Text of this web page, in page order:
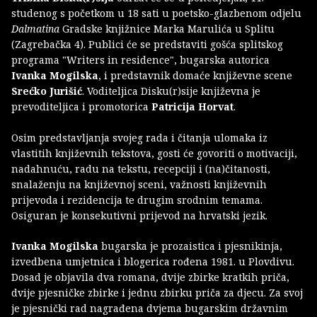
studenog s početkom u 18 sati u poetsko-glazbenom odjelu
Dalmatina Gradske knjižnice Marka Marulića u Splitu
(Zagrebačka 4). Publici će se predstaviti gošća splitskog
programa "Writers in residence", bugarska autorica
Ivanka Mogilska, i predstavnik domaće književne scene
Srećko Jurišić. Voditeljica Disku(r)sije književna je
prevoditeljica i promotorica Patricija Horvat.
Osim predstavljanja svojeg rada i čitanja ulomaka iz
vlastitih književnih tekstova, gosti će govoriti o motivaciji,
nadahnuću, radu na tekstu, recepciji i (na)čitanosti,
snalaženju na književnoj sceni, važnosti književnih
prijevoda i rezidencija te drugim srodnim temama.
Osiguran je konsekutivni prijevod na hrvatski jezik.
Ivanka Mogilska bugarska je prozaistica i pjesnikinja,
izvedbena umjetnica i blogerica rođena 1981. u Plovdivu.
Dosad je objavila dva romana, dvije zbirke kratkih priča,
dvije pjesničke zbirke i jednu zbirku priča za djecu. Za svoj
je pjesnički rad nagrađena dvjema bugarskim državnim